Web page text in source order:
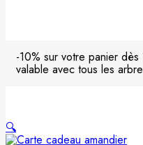
0,00 €
-10% sur votre panier
valable avec tous les
🔍